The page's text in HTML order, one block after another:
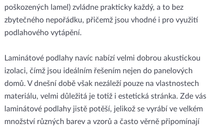
poškozených lamel) zvládne prakticky každý, a to bez
zbytečného nepořádku, přičemž jsou vhodné i pro využití
podlahového vytápění.
Laminátové podlahy navíc nabízí velmi dobrou akustickou
izolaci, čímž jsou ideálním řešením nejen do panelových
domů. V dnešní době však nezáleží pouze na vlastnostech
materiálu, velmi důležitá je totiž i estetická stránka. Zde vás
laminátové podlahy jistě potěší, jelikož se vyrábí ve velkém
množství různých barev a vzorů a často věrně připomínají